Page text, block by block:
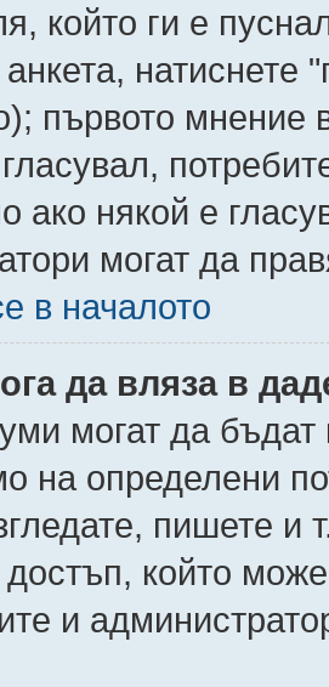
който ги е
натиснете
първото мнение
ако някой е
могат да
в началото
да вляза в
могат да бъдат
на определени
пишете
който
и